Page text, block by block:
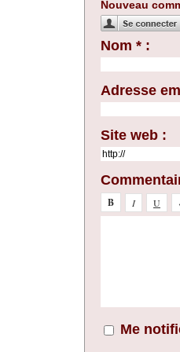
Nouveau
Nom * :
Adresse
Site web :
Me